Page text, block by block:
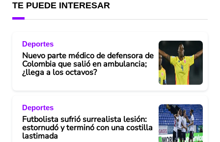
TE PUEDE INTERESAR
Deportes
Nuevo parte médico de defensora de
Colombia que salió en ambulancia;
¿llega a los octavos?
Deportes
Futbolista sufrió surrealista lesión:
estornudó y terminó con una costilla
lastimada